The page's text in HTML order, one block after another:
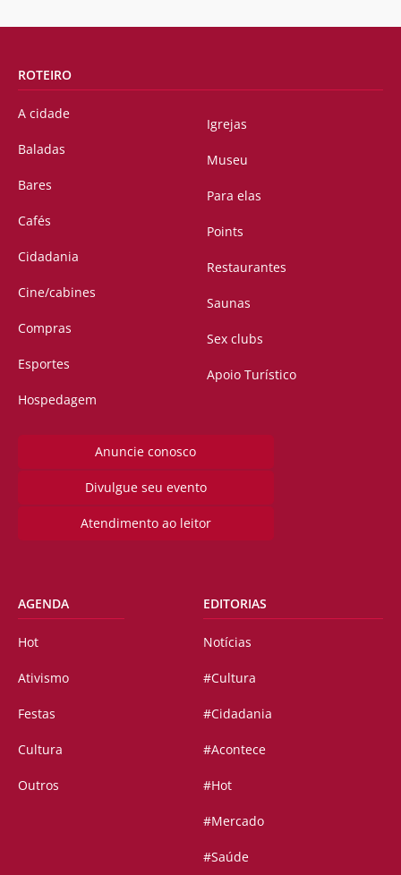
ROTEIRO
A cidade
Baladas
Bares
Cafés
Cidadania
Cine/cabines
Compras
Esportes
Hospedagem
Igrejas
Museu
Para elas
Points
Restaurantes
Saunas
Sex clubs
Apoio Turístico
Anuncie conosco
Divulgue seu evento
Atendimento ao leitor
AGENDA
Hot
Ativismo
Festas
Cultura
Outros
EDITORIAS
Notícias
#Cultura
#Cidadania
#Acontece
#Hot
#Mercado
#Saúde